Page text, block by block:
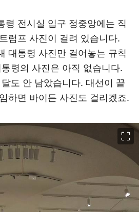
령 전시실 입구 정중앙에는 직
럼프 사진이 걸려 있습니다.
대통령 사진만 걸어놓는 규칙
령의 사진은 아직 없습니다.
도 안 남았습니다. 대선이 끝
하면 바이든 사진도 걸리겠죠.